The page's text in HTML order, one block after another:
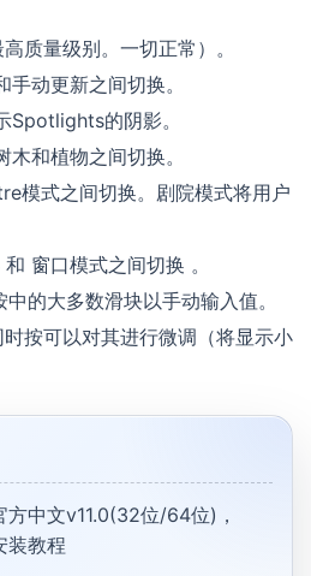
质量级别。一切正常）。
动更新之间切换。
Spotlights的阴影。
和植物之间切换。
模式之间切换。剧院模式将用户
窗口模式之间切换 。
的大多数滑块以手动输入值。
按可以对其进行微调（将显示小
方中文v11.0(32位/64位)，
装教程